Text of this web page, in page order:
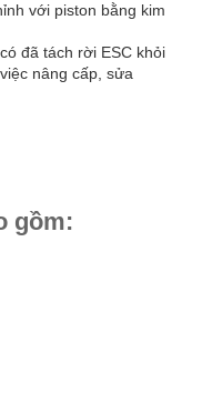
với piston bằng kim
đã tách rời ESC khỏi
nâng cấp, sửa
gồm: